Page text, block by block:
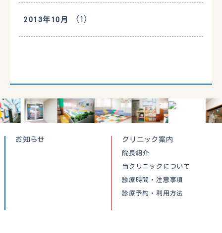
2013年10月 (1)
お知らせ クリニック案内
院長紹介
当クリニックについて
診療時間・注意事項
診療予約・利用方法